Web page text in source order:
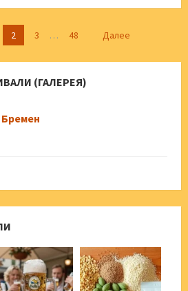
2 3 … 48 Далее
(ГАЛЕРЕЯ)